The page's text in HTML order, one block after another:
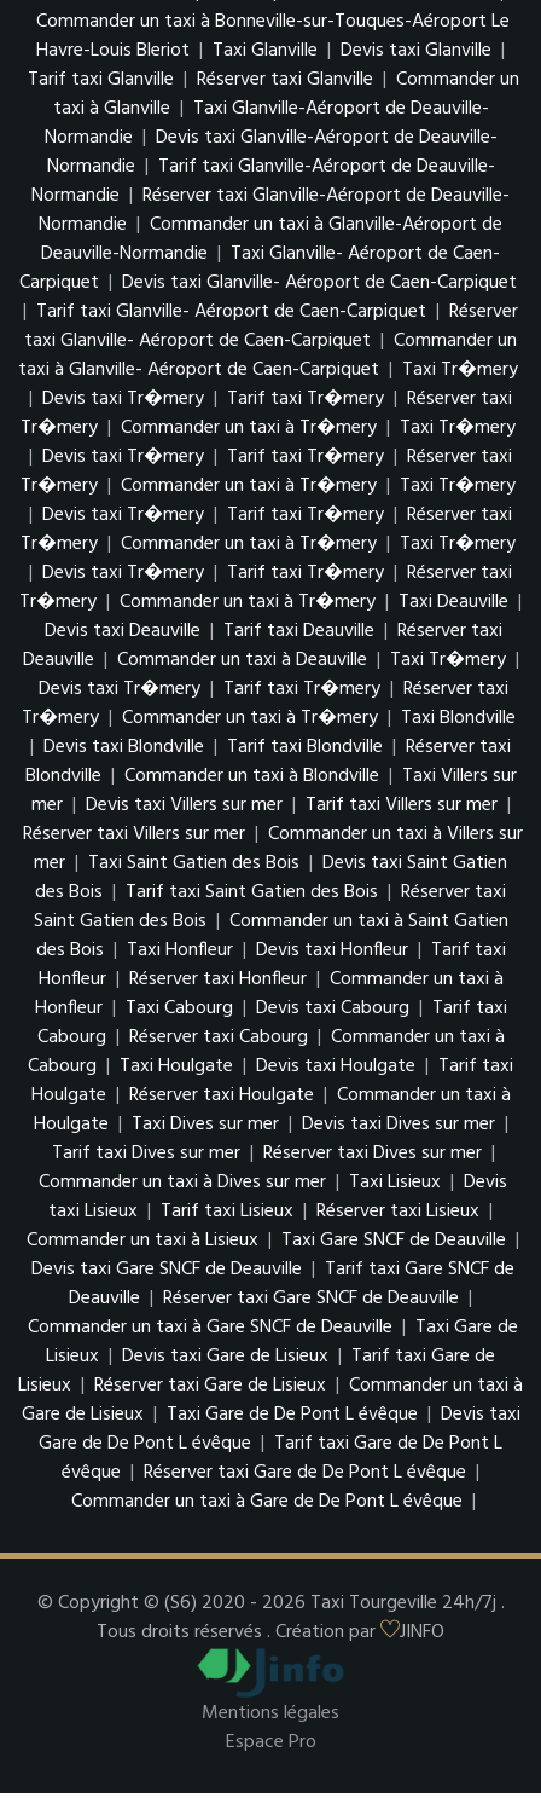
Commander un taxi à Bonneville-sur-Touques-Aéroport Le
Havre-Louis Bleriot | Taxi Glanville | Devis taxi Glanville |
Tarif taxi Glanville | Réserver taxi Glanville | Commander un
taxi à Glanville | Taxi Glanville-Aéroport de Deauville-
Normandie | Devis taxi Glanville-Aéroport de Deauville-
Normandie | Tarif taxi Glanville-Aéroport de Deauville-
Normandie | Réserver taxi Glanville-Aéroport de Deauville-
Normandie | Commander un taxi à Glanville-Aéroport de
Deauville-Normandie | Taxi Glanville- Aéroport de Caen-
Carpiquet | Devis taxi Glanville- Aéroport de Caen-Carpiquet
| Tarif taxi Glanville- Aéroport de Caen-Carpiquet | Réserver
taxi Glanville- Aéroport de Caen-Carpiquet | Commander un
taxi à Glanville- Aéroport de Caen-Carpiquet | Taxi Tr�mery
| Devis taxi Tr�mery | Tarif taxi Tr�mery | Réserver taxi
Tr�mery | Commander un taxi à Tr�mery | Taxi Tr�mery
| Devis taxi Tr�mery | Tarif taxi Tr�mery | Réserver taxi
Tr�mery | Commander un taxi à Tr�mery | Taxi Tr�mery
| Devis taxi Tr�mery | Tarif taxi Tr�mery | Réserver taxi
Tr�mery | Commander un taxi à Tr�mery | Taxi Tr�mery
| Devis taxi Tr�mery | Tarif taxi Tr�mery | Réserver taxi
Tr�mery | Commander un taxi à Tr�mery | Taxi Deauville |
Devis taxi Deauville | Tarif taxi Deauville | Réserver taxi
Deauville | Commander un taxi à Deauville | Taxi Tr�mery |
Devis taxi Tr�mery | Tarif taxi Tr�mery | Réserver taxi
Tr�mery | Commander un taxi à Tr�mery | Taxi Blondville
| Devis taxi Blondville | Tarif taxi Blondville | Réserver taxi
Blondville | Commander un taxi à Blondville | Taxi Villers sur
mer | Devis taxi Villers sur mer | Tarif taxi Villers sur mer |
Réserver taxi Villers sur mer | Commander un taxi à Villers sur
mer | Taxi Saint Gatien des Bois | Devis taxi Saint Gatien
des Bois | Tarif taxi Saint Gatien des Bois | Réserver taxi
Saint Gatien des Bois | Commander un taxi à Saint Gatien
des Bois | Taxi Honfleur | Devis taxi Honfleur | Tarif taxi
Honfleur | Réserver taxi Honfleur | Commander un taxi à
Honfleur | Taxi Cabourg | Devis taxi Cabourg | Tarif taxi
Cabourg | Réserver taxi Cabourg | Commander un taxi à
Cabourg | Taxi Houlgate | Devis taxi Houlgate | Tarif taxi
Houlgate | Réserver taxi Houlgate | Commander un taxi à
Houlgate | Taxi Dives sur mer | Devis taxi Dives sur mer |
Tarif taxi Dives sur mer | Réserver taxi Dives sur mer |
Commander un taxi à Dives sur mer | Taxi Lisieux | Devis
taxi Lisieux | Tarif taxi Lisieux | Réserver taxi Lisieux |
Commander un taxi à Lisieux | Taxi Gare SNCF de Deauville |
Devis taxi Gare SNCF de Deauville | Tarif taxi Gare SNCF de
Deauville | Réserver taxi Gare SNCF de Deauville |
Commander un taxi à Gare SNCF de Deauville | Taxi Gare de
Lisieux | Devis taxi Gare de Lisieux | Tarif taxi Gare de
Lisieux | Réserver taxi Gare de Lisieux | Commander un taxi à
Gare de Lisieux | Taxi Gare de De Pont L évêque | Devis taxi
Gare de De Pont L évêque | Tarif taxi Gare de De Pont L
évêque | Réserver taxi Gare de De Pont L évêque |
Commander un taxi à Gare de De Pont L évêque |
© Copyright © (S6) 2020 - 2026 Taxi Tourgeville 24h/7j .
Tous droits réservés . Création par
JINFO
Mentions légales
Espace Pro